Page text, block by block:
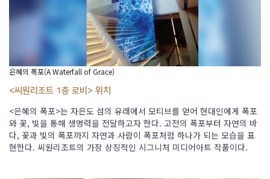
은혜의 폭포(A Waterfall of Grace)
<씨원리조트 1층 로비> 위치
<은혜의 폭포>는 자은도 섬의 유래에서 모티브를 얻어 현대인에게 폭포
와 꽃, 빛을 통해 생명력을 전달하고자 한다. 고전의 폭포부터 자연의 바
다, 꽃과 빛의 폭포까지 자연과 사람이 폭포처럼 하나가 되는 모습을 표
현한다. 씨원리조트의 가장 상징적인 시그니처 미디어아트 작품이다.